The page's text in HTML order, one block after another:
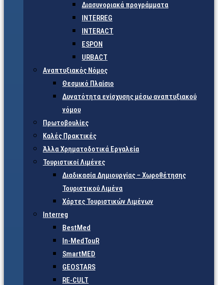
Διασυνοριακά προγράμματα
INTERREG
INTERACT
ESPON
URBACT
Αναπτυξιακός Νόμος
Θεσμικό Πλαίσιο
Δυνατότητα ενίσχυσης μέσω αναπτυξιακού
νόμου
Πρωτοβουλίες
Καλές Πρακτικές
Άλλα Χρηματοδοτικά Εργαλεία
Τουριστικοί Λιμένες
Διαδικασία Δημιουργίας – Χωροθέτησης
Τουριστικού Λιμένα
Χάρτες Τουριστικών Λιμένων
Interreg
BestMed
In-MedTouR
SmartMED
GEOSTARS
RE-CULT